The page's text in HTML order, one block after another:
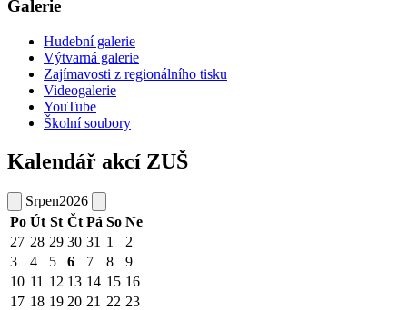
Galerie
Hudební galerie
Výtvarná galerie
Zajímavosti z regionálního tisku
Videogalerie
YouTube
Školní soubory
Kalendář akcí ZUŠ
Srpen2026
Po Út St Čt Pá So Ne
27 28 29 30 31 1
2
3
4 5 6 7 8
9
10 11 12 13 14 15 16
17 18 19 20 21 22 23